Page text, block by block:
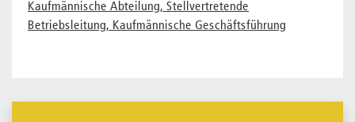
Kaufmännische Abteilung, Stellvertretende
Betriebsleitung, Kaufmännische Geschäftsführung